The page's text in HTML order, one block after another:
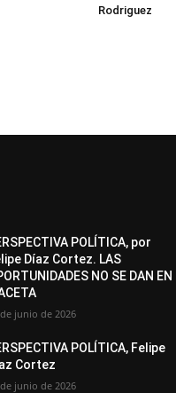
Rodriguez
POLÍTICA, por
Díaz Cortez. LAS
NO SE DAN EN
junio de 2026
POLÍTICA, Felipe
Cortez
junio de 2026